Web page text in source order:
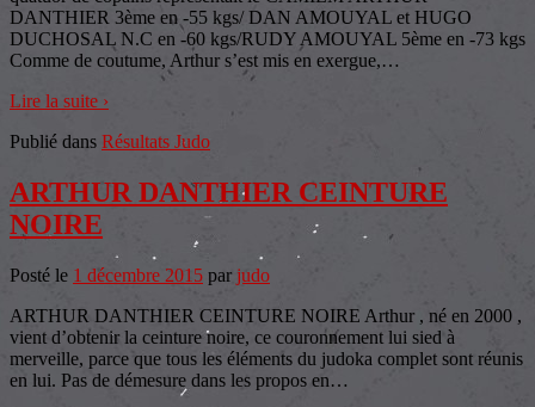
DANTHIER 3ème en -55 kgs/ DAN AMOUYAL et HUGO
DUCHOSAL N.C en -60 kgs/RUDY AMOUYAL 5ème en -73 kgs
Comme de coutume, Arthur s’est mis en exergue,…
Lire la suite ›
Publié dans Résultats Judo
ARTHUR DANTHIER CEINTURE
NOIRE
Posté le 1 décembre 2015 par judo
ARTHUR DANTHIER CEINTURE NOIRE Arthur , né en 2000 ,
vient d’obtenir la ceinture noire, ce couronnement lui sied à
merveille, parce que tous les éléments du judoka complet sont réunis
en lui. Pas de démesure dans les propos en…